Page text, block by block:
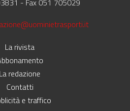
- Fax 051 705029
La rivista
La redazione
Contatti
e traffico